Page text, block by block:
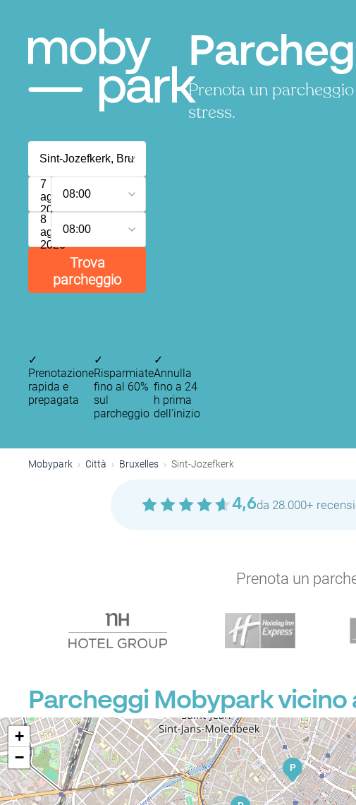
Prenota un
stress.
7
agosto
2026
08:00
8
agosto
2026
08:00
Trova
parcheggio
✓
Prenotazione
rapida e
prepagata
✓
Risparmiate
fino al 60%
sul
parcheggio
✓
Annulla
fino a 24
h prima
dell’inizio
Mobypark Città Bruxelles Sint-Jozefkerk
4,6da 28.000+
Prenota un
Parcheggi Mobypark
P
+
−